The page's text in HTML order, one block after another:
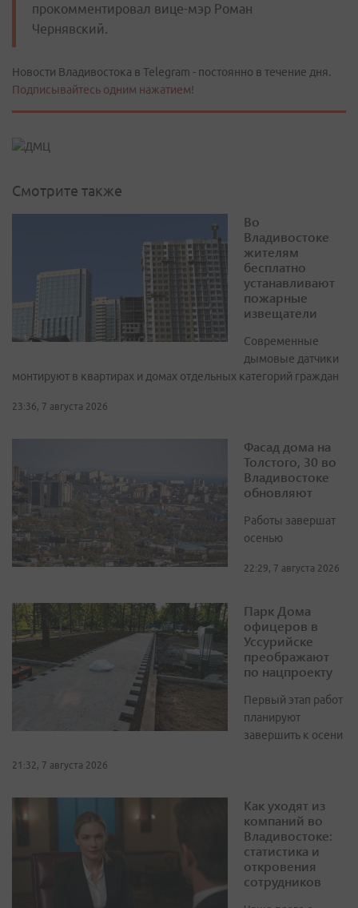
прокомментировал вице-мэр Роман
Чернявский.
Новости Владивостока в Telegram - постоянно в течение дня.
Подписывайтесь одним нажатием!
Смотрите также
Во
Владивостоке
жителям
бесплатно
устанавливают
пожарные
извещатели
Современные
дымовые датчики
монтируют в квартирах и домах отдельных категорий граждан
23:36, 7 августа 2026
Фасад дома на
Толстого, 30 во
Владивостоке
обновляют
Работы завершат
осенью
22:29, 7 августа 2026
Парк Дома
офицеров в
Уссурийске
преображают
по нацпроекту
Первый этап работ
планируют
завершить к осени
21:32, 7 августа 2026
Как уходят из
компаний во
Владивостоке:
статистика и
откровения
сотрудников